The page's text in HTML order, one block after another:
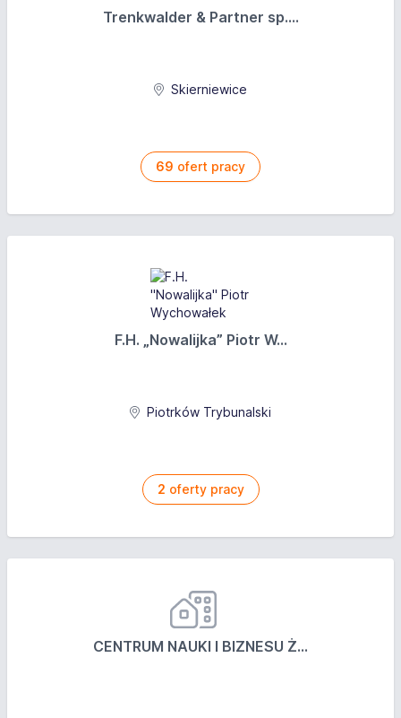
Trenkwalder & Partner sp....
Skierniewice
69 ofert pracy
F.H. „Nowalijka” Piotr W...
Piotrków Trybunalski
2 oferty pracy
CENTRUM NAUKI I BIZNESU Ż...